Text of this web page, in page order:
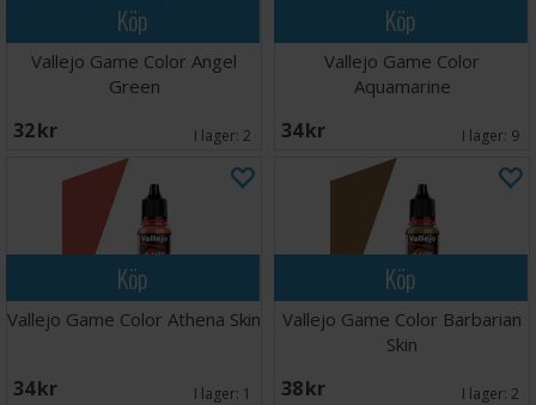
Köp
Vallejo Game Color Angel
Green
32 SEK I lager: 2
Köp
Vallejo Game Color
Aquamarine
34 SEK I lager: 9
Köp
Vallejo Game Color Athena Skin
34 SEK I lager: 1
Köp
Vallejo Game Color Barbarian
Skin
38 SEK I lager: 2